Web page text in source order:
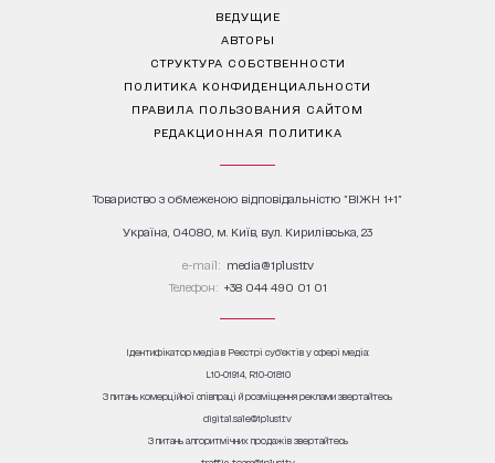
ВЕДУЩИЕ
АВТОРЫ
СТРУКТУРА СОБСТВЕННОСТИ
ПОЛИТИКА КОНФИДЕНЦИАЛЬНОСТИ
ПРАВИЛА ПОЛЬЗОВАНИЯ САЙТОМ
РЕДАКЦИОННАЯ ПОЛИТИКА
Товариство з обмеженою відповідальністю "ВІЖН 1+1"
Україна, 04080, м. Київ, вул. Кирилівська, 23
е-mail: media@1plus1.tv
Телефон: +38 044 490 01 01
Ідентифікатор медіа в Реєстрі суб’єктів у сфері медіа:
L10-01914, R10-01810
З питань комерційної співпраці й розміщення реклами звертайтесь
digital.sale@1plus1.tv
З питань алгоритмічних продажів звертайтесь